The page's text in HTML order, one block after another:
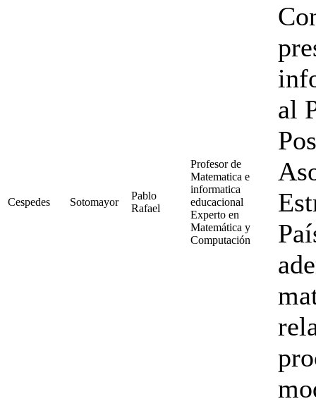
Cespedes Sotomayor
Pablo
Rafael
Profesor de
Matematica e
informatica
educacional
Experto en
Matemática y
Computación
al